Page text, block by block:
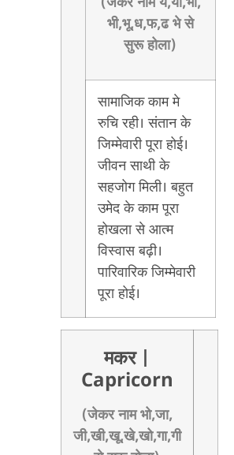
भी,भू,ध,फ,ढ भे से
सुरू होला)
सामाजिक काम मे
रुचि रही। संतान के
जिम्मेवारी पूरा होई।
जीवन साथी के
सहजोग मिली। बहुत
उमेद के काम पूरा
होखला से आत्म
विस्वास बढ़ी।
पारिवारिक जिम्मेवारी
पूरा होई।
मकर
Capricorn
(जेकर नाम भो,जा,
जी,खी,खू,खे,खो,गा,गी